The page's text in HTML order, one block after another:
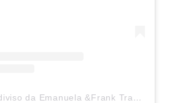
Un post condiviso da Emanuela &Frank Travel Blogger (@bebohemeofficial)